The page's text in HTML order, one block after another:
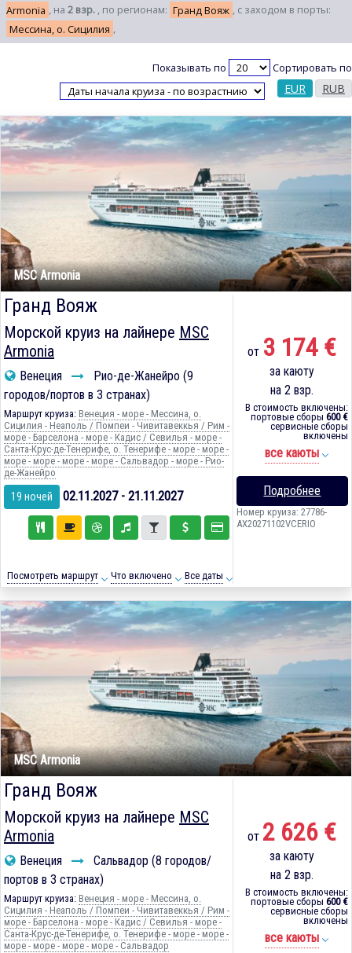
Armonia , на 2 взр. , по регионам: Гранд Вояж , с заходом в порты:
Мессина, о. Сицилия ,
Показывать по Сортировать по
EUR RUB
MSC Armonia
Гранд Вояж
Морской круиз на лайнере MSC
Armonia
Венеция
Рио-де-Жанейро (9
городов/портов в 3 странах)
Маршрут круиза: Венеция - море - Мессина, о.
Сицилия - Неаполь / Помпеи - Чивитавеккья / Рим -
море - Барселона - море - Кадиc / Севилья - море -
Санта-Крус-де-Тенерифе, о. Тенерифе - море - море -
море - море - море - море - Сальвадор - море - Рио-
де-Жанейро
19 ночей 02.11.2027 - 21.11.2027
Посмотреть маршрут Что включено Все даты
от 3 174 €
за каюту
на 2 взр.
В стоимость включены:
портовые сборы 600 €
сервисные сборы
включены
все каюты
Подробнее
Номер круиза: 27786-
AX20271102VCERIO
MSC Armonia
Гранд Вояж
Морской круиз на лайнере MSC
Armonia
Венеция
Сальвадор (8 городов/
портов в 3 странах)
Маршрут круиза: Венеция - море - Мессина, о.
Сицилия - Неаполь / Помпеи - Чивитавеккья / Рим -
море - Барселона - море - Кадиc / Севилья - море -
Санта-Крус-де-Тенерифе, о. Тенерифе - море - море -
море - море - море - море - Сальвадор
от 2 626 €
за каюту
на 2 взр.
В стоимость включены:
портовые сборы 600 €
сервисные сборы
включены
все каюты